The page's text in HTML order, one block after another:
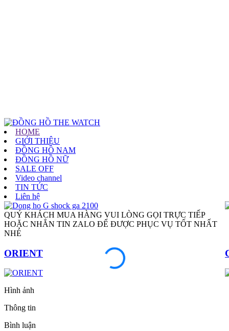
HOME
GIỚI THIỆU
ĐỒNG HỒ NAM
ĐỒNG HỒ NỮ
SALE OFF
Video channel
TIN TỨC
Liên hệ
QUÝ KHÁCH MUA HÀNG VUI LÒNG GỌI TRỰC TIẾP
HOẶC NHẮN TIN ZALO ĐỂ ĐƯỢC PHỤC VỤ TỐT NHẤT
NHÉ
ORIENT
Hình ảnh
Thông tin
Bình luận